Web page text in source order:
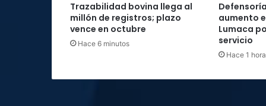
Trazabilidad bovina llega al
millón de registros; plazo
vence en octubre
Hace 6 minutos
aumento
Lumaca
servicio
Hace 1 hora